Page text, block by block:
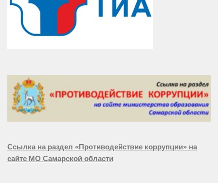
Ссылка на раздел «Противодействие коррупции» на
сайте МО Самарской области